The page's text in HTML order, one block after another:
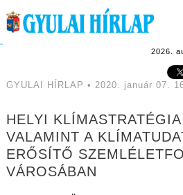
2026.
GYULAI HÍRLAP • 2020. január 07.
HELYI
VALAMINT A
ERŐSÍTŐ
VÁROSÁBAN